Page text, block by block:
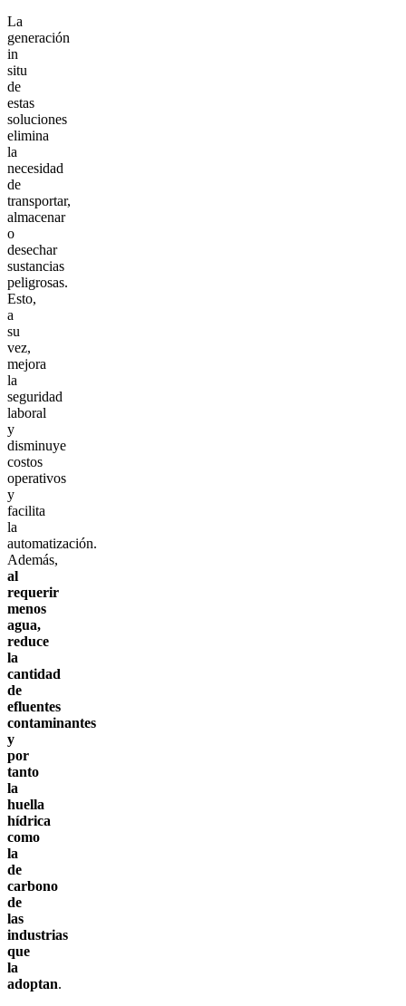
La
generación
in
situ
de
estas
soluciones
elimina
la
necesidad
de
transportar,
almacenar
o
desechar
sustancias
peligrosas.
Esto,
a
su
vez,
mejora
la
seguridad
laboral
y
disminuye
costos
operativos
y
facilita
la
automatización.
Además,
al
requerir
menos
agua,
reduce
la
cantidad
de
efluentes
contaminantes
y
por
tanto
la
huella
hídrica
como
la
de
carbono
de
las
industrias
que
la
adoptan.